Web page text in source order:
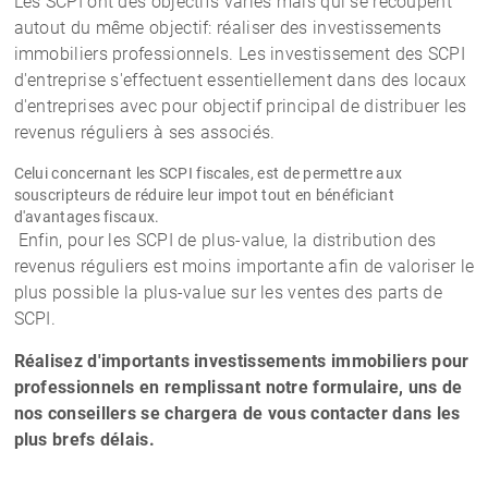
autout du même objectif: réaliser des investissements
immobiliers professionnels. Les investissement des SCPI
d'entreprise s'effectuent essentiellement dans des locaux
d'entreprises avec pour objectif principal de distribuer les
revenus réguliers à ses associés.
Celui concernant les SCPI fiscales, est de permettre aux
souscripteurs de réduire leur impot tout en bénéficiant
d'avantages fiscaux.
Enfin, pour les SCPI de plus-value, la distribution des
revenus réguliers est moins importante afin de valoriser le
plus possible la plus-value sur les ventes des parts de
SCPI.
Réalisez d'importants investissements immobiliers pour
professionnels en remplissant notre formulaire, uns de
nos conseillers se chargera de vous contacter dans les
plus brefs délais.